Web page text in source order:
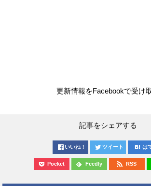
更新情報をFacebookで受け
記事をシェアする
いいね！ ツイート は
Pocket Feedly RSS